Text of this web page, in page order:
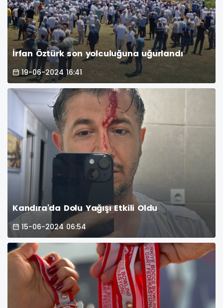
İrfan Öztürk son yolculuğuna uğurlandı
19-06-2024 16:41
Kandıra'da Dolu Yağışı Etkili Oldu
15-06-2024 06:54